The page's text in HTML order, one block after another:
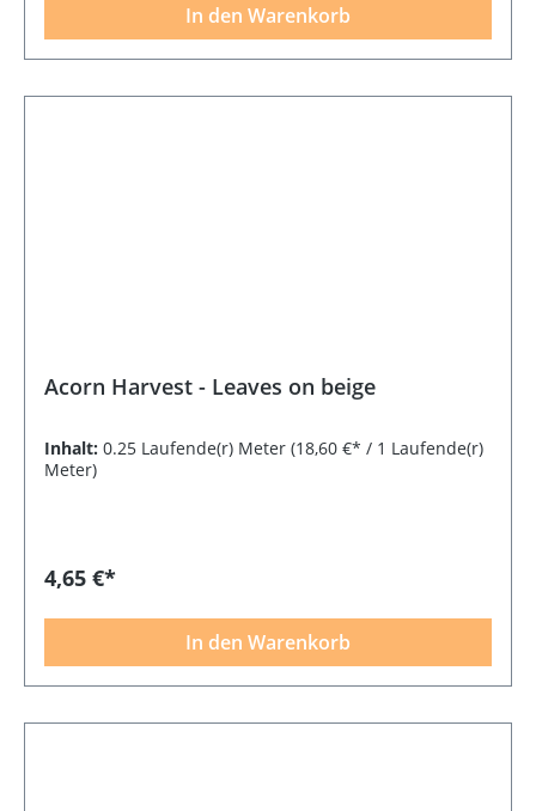
In den Warenkorb
Acorn Harvest - Leaves on beige
Inhalt: 0.25 Laufende(r) Meter (18,60 €* / 1 Laufende(r)
Meter)
4,65 €*
In den Warenkorb